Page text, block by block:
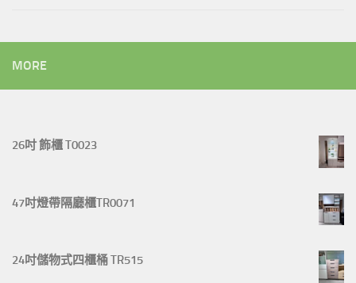
MORE
26吋 飾櫃 T0023
47吋燈帶隔廳櫃TR0071
24吋儲物式四櫃桶 TR515